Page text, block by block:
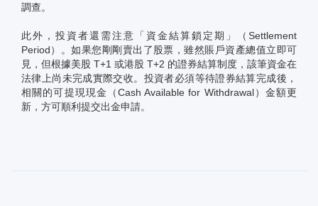
調查。
此外，投資者還需注意「資金結算鎖定期」（Settlement
Period）。如果您剛剛賣出了股票，雖然賬戶資產總值立即可
見，但根據美股 T+1 或港股 T+2 的證券結算制度，該筆資金在
法律上尚未完成實際交收。投資者必須等待證券結算完成後，
相關的可提現現金（Cash Available for Withdrawal）金額更
新，方可順利提交出金申請。